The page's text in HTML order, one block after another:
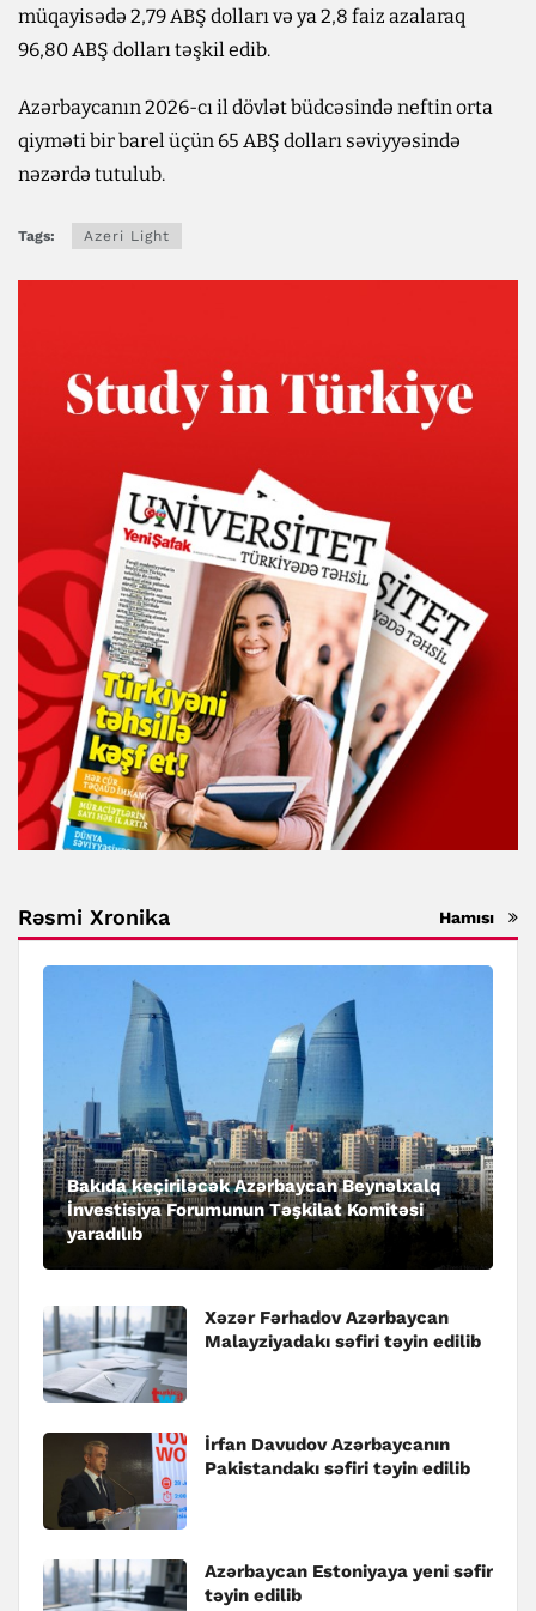
müqayisədə 2,79 ABŞ dolları və ya 2,8 faiz azalaraq
96,80 ABŞ dolları təşkil edib.
Azərbaycanın 2026-cı il dövlət büdcəsində neftin orta
qiyməti bir barel üçün 65 ABŞ dolları səviyyəsində
nəzərdə tutulub.
Tags: Azeri Light
Rəsmi Xronika Hamısı
Bakıda keçiriləcək Azərbaycan Beynəlxalq
İnvestisiya Forumunun Təşkilat Komitəsi
yaradılıb
Xəzər Fərhadov Azərbaycan
Malayziyadakı səfiri təyin edilib
İrfan Davudov Azərbaycanın
Pakistandakı səfiri təyin edilib
Azərbaycan Estoniyaya yeni səfir
təyin edilib